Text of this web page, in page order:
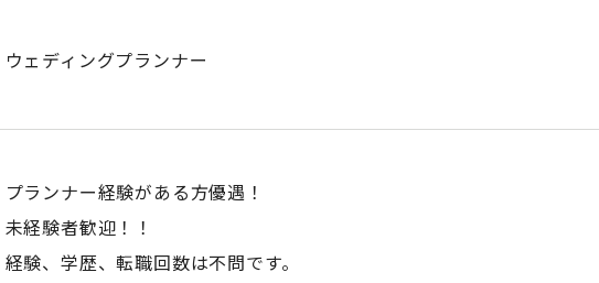
ウェディングプランナー
プランナー経験がある方優遇！
未経験者歓迎！！
経験、学歴、転職回数は不問です。